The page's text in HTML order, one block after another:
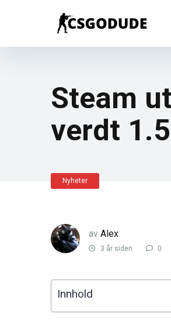
Steam
verdt
Nyheter
av Alex
3 år siden 0
Innhold